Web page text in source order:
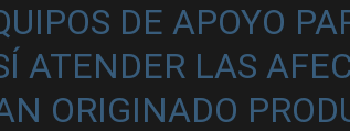
DE APOYO
ATENDER LAS
ORIGINADO